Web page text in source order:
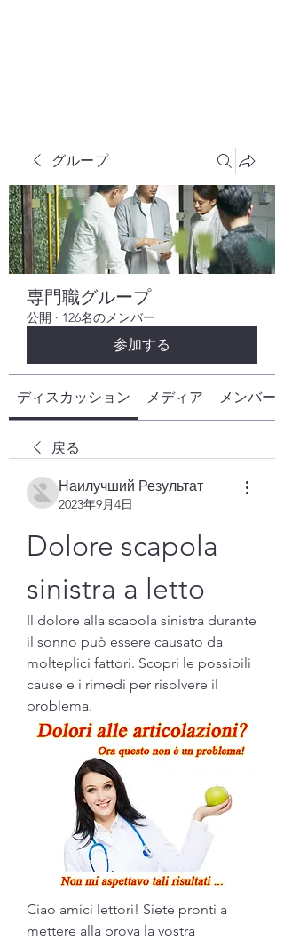
グループ
専門職グループ
公開 · 126名のメンバー
参加する
ディスカッション メディア メンバー
戻る
Наилучший Результат
2023年9月4日
Dolore scapola
sinistra a letto
Il dolore alla scapola sinistra durante
il sonno può essere causato da
molteplici fattori. Scopri le possibili
cause e i rimedi per risolvere il
problema.
Ciao amici lettori! Siete pronti a
mettere alla prova la vostra